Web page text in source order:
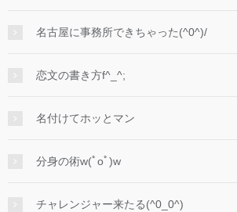
名古屋に事務所できちゃった(^0^)/
恋文の書き方f^_^;
名付けてホッとマン
分身の術w(ﾟoﾟ)w
チャレンジャー来たる(^0_0^)